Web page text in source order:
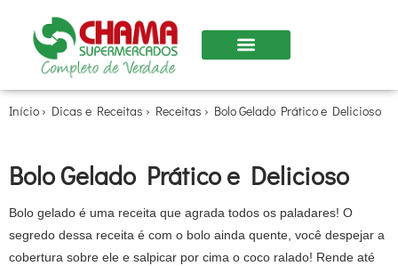
Início › Dicas e Receitas › Receitas › Bolo Gelado Prático e Delicioso
Bolo Gelado Prático e Delicioso
Bolo gelado é uma receita que agrada todos os paladares! O
segredo dessa receita é com o bolo ainda quente, você despejar a
cobertura sobre ele e salpicar por cima o coco ralado! Rende até